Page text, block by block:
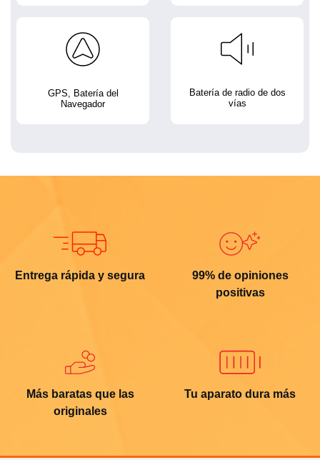
GPS, Batería del
Navegador
Batería de radio de dos
vías
Entrega rápida y segura
99% de opiniones
positivas
Más baratas que las
originales
Tu aparato dura más